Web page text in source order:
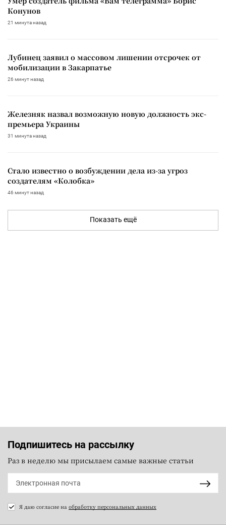
Конунов
21 минута назад
Лубинец заявил о массовом лишении отсрочек от
мобилизации в Закарпатье
26 минут назад
Железняк назвал возможную новую должность экс-
премьера Украины
31 минута назад
Стало известно о возбуждении дела из-за угроз
создателям «Колобка»
46 минут назад
Показать ещё
Подпишитесь на рассылку
Раз в неделю мы присылаем самые важные статьи
Я даю согласие на обработку персональных данных